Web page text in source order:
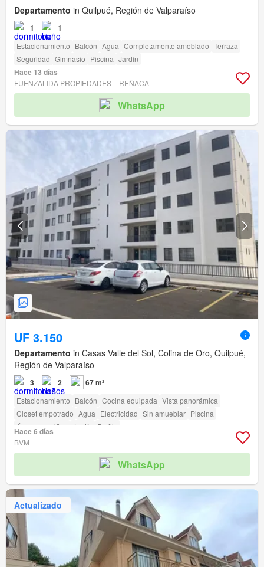
Departamento in Quilpué, Región de Valparaíso
1 1
Estacionamiento Balcón Agua Completamente amoblado Terraza
Seguridad Gimnasio Piscina Jardín
Hace 13 días
FUENZALIDA PROPIEDADES – REÑACA
WhatsApp
UF 3.150
Departamento in Casas Valle del Sol, Colina de Oro, Quilpué,
Región de Valparaíso
3 2 67 m²
Estacionamiento Balcón Cocina equipada Vista panorámica
Closet empotrado Agua Electricidad Sin amueblar Piscina
Área para niños
Jardín Parilla
Hace 6 días
BVM
WhatsApp
Actualizado